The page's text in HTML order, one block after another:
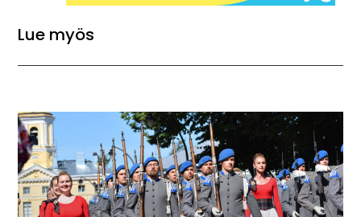
Lue myös